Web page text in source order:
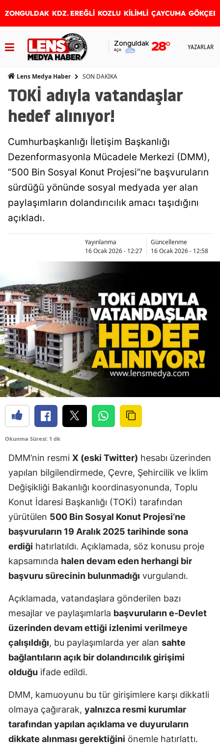
ZONGULDAK KDZ. EREĞLİ KOZLU KİLİMLİ ÇAYCUMA
Zonguldak
Açık 28° YAZARLAR
Lens Medya Haber SON DAKİKA
TOKİ adıyla vatandaşlar
hedef alınıyor!
Cumhurbaşkanlığı İletişim Başkanlığı
Dezenformasyonla Mücadele Merkezi (DMM),
“500 Bin Sosyal Konut Projesi”ne başvuruların
sürdüğü yönünde sosyal medyada yer alan
paylaşımların dolandırıcılık amacı taşıdığını
açıkladı.
Yayınlanma
16 Ocak 2026 - 12:27
Güncellenme
16 Ocak 2026 - 12:58
Okunma Süresi: 1 dk
DMM’nin resmi X (eski Twitter) hesabı üzerinden
yapılan bilgilendirmede, Çevre, Şehircilik ve İklim
Değişikliği Bakanlığı koordinasyonunda, Toplu
Konut İdaresi Başkanlığı (TOKİ) tarafından
yürütülen 500 Bin Sosyal Konut Projesi’ne
başvuruların 19 Aralık 2025 tarihinde sona
erdiği hatırlatıldı. Açıklamada, söz konusu proje
kapsamında halen devam eden herhangi bir
başvuru sürecinin bulunmadığı vurgulandı.
Açıklamada, vatandaşlara gönderilen bazı
mesajlar ve paylaşımlarla başvuruların e-Devlet
üzerinden devam ettiği izlenimi verilmeye
çalışıldığı, bu paylaşımlarda yer alan sahte
bağlantıların açık bir dolandırıcılık girişimi
olduğu ifade edildi.
DMM, kamuoyunu bu tür girişimlere karşı dikkatli
olmaya çağırarak, yalnızca resmi kurumlar
tarafından yapılan açıklama ve duyuruların
dikkate alınması gerektiğini önemle hatırlattı.